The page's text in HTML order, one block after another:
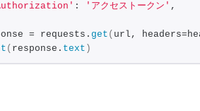
: 'アクセストークン' ,
= requests. get ( url,
( response. text )